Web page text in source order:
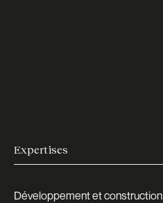
Expertises
Développement et construction